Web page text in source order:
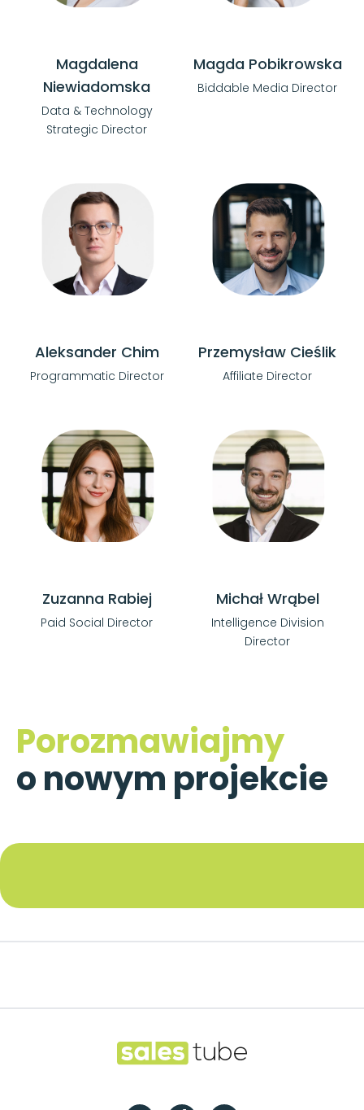
Magdalena
Niewiadomska
Data & Technology
Strategic Director
Magda Pobikrowska
Biddable Media Director
Aleksander Chim
Programmatic Director
Przemysław Cieślik
Affiliate Director
Zuzanna Rabiej
Paid Social Director
Michał Wrąbel
Intelligence Division
Director
Porozmawiajmy
o nowym projekcie
Salestube